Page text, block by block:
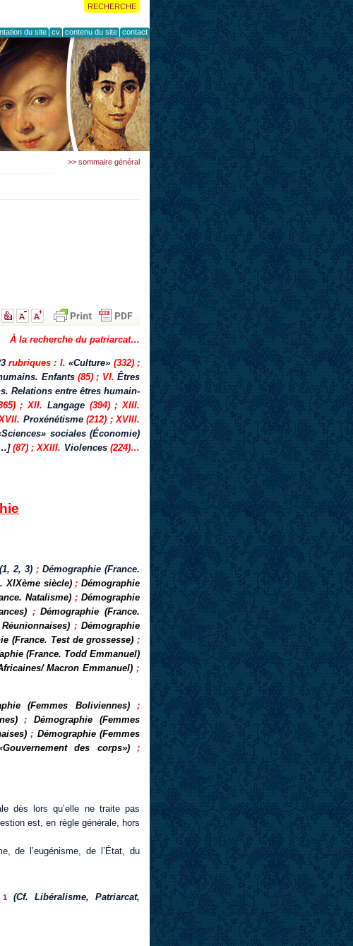
RECHERCHE
du site cv contenu du site contact
>> sommaire général
À la recherche du patriarcat…
rubriques : I.«Culture» (332) ;
Enfants(85) ; VI.Êtres
Relations entre êtres humain-
; XII. Langage(394) ; XIII.
Proxénétisme(212) ; XVIII.
sociales (Économie)
(87) ; XXIII. Violences(224)…
2, 3) ; Démographie (France.
XIXème siècle);Démographie
Natalisme) ;Démographie
;Démographie (France.
;Démographie
(France. Test de grossesse) ;
(France. Todd Emmanuel)
Macron Emmanuel) ;
(Femmes Boliviennes);
;Démographie (Femmes
; Démographie (Femmes
des corps»);
dès lors qu’elle ne traite pas
est, en règle générale, hors
de l’eugénisme, de l’État, du
1
(Cf. Libéralisme, Patriarcat,